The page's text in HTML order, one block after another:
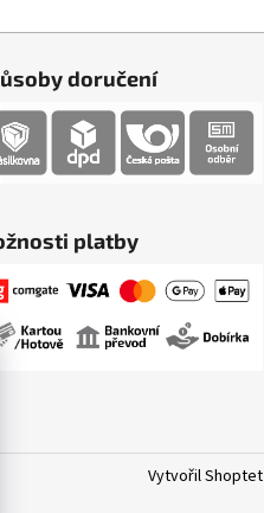
doručení
platby
Vytvořil Shoptet